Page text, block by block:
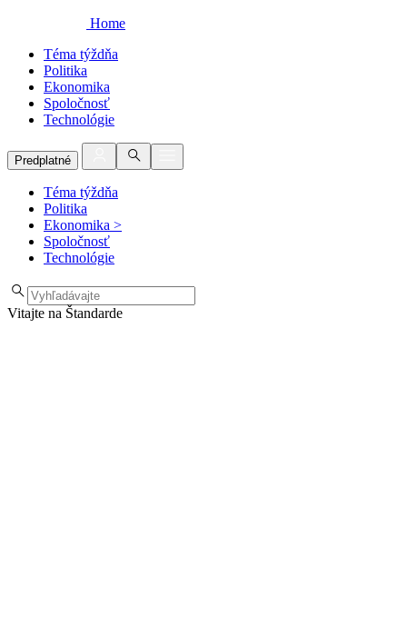
Home
Téma týždňa
Politika
Ekonomika
Spoločnosť
Technológie
Predplatné
Téma týždňa
Politika
Ekonomika >
Spoločnosť
Technológie
Vitajte na Štandarde